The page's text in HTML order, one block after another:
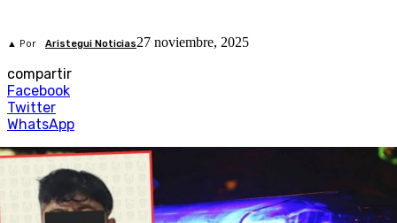
▲ Por Aristegui Noticias27 noviembre, 2025
compartir
Facebook
Twitter
WhatsApp